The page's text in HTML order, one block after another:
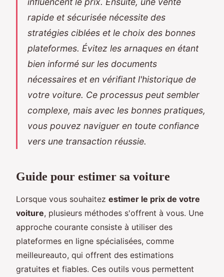
rapide et sécurisée nécessite des
stratégies ciblées et le choix des bonnes
plateformes. Évitez les arnaques en étant
bien informé sur les documents
nécessaires et en vérifiant l'historique de
votre voiture. Ce processus peut sembler
complexe, mais avec les bonnes pratiques,
vous pouvez naviguer en toute confiance
vers une transaction réussie.
Guide pour estimer sa voiture
Lorsque vous souhaitez estimer le prix de votre
voiture, plusieurs méthodes s'offrent à vous. Une
approche courante consiste à utiliser des
plateformes en ligne spécialisées, comme
meilleureauto, qui offrent des estimations
gratuites et fiables. Ces outils vous permettent